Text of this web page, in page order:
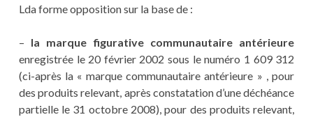
Lda forme opposition sur la base de :
– la marque figurative communautaire antérieure
enregistrée le 20 février 2002 sous le numéro 1 609 312
(ci-après la « marque communautaire antérieure » , pour
des produits relevant, après constatation d’une déchéance
partielle le 31 octobre 2008), pour des produits relevant,